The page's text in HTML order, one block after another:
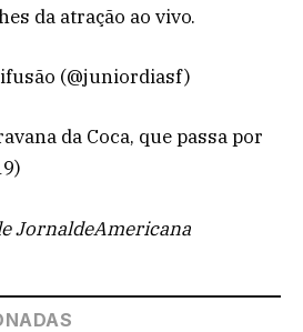
da atração ao vivo.
(@juniordiasf)
da Coca, que passa por
JornaldeAmericana